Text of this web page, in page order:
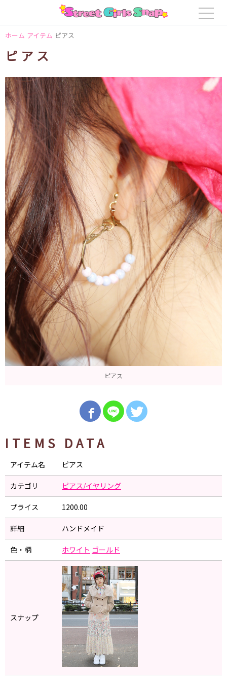
ホーム アイテム ピアス
ピアス
ピアス
ITEMS DATA
アイテム名 ピアス
カテゴリ ピアス/イヤリング
プライス 1200.00
詳細 ハンドメイド
色・柄 ホワイト ゴールド
スナップ